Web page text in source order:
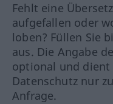
Fehlt eine
aufgefallen oder
loben? Füllen Sie
aus. Die Angabe
optional und dient
Datenschutz nur
Anfrage.